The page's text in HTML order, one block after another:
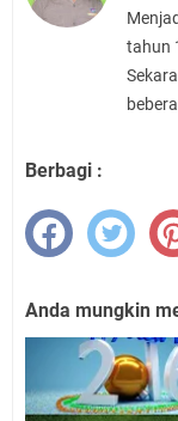
tahun
Berbagi :
Anda mungkin